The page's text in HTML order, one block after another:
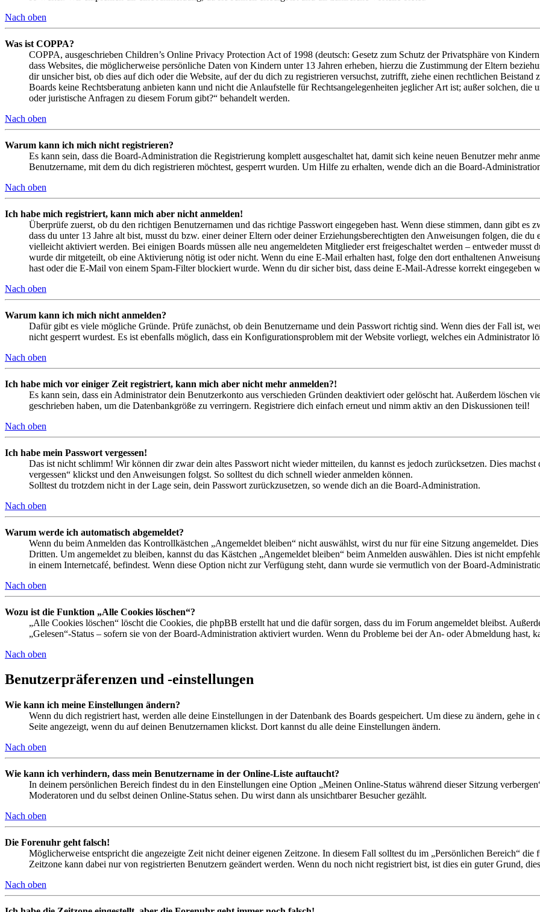
Nach oben
Was ist COPPA?
COPPA, ausgeschrieben Children’s Online Privacy Protection Act of 1998 (deutsch: Gesetz zum Schutz der Privatsphäre von
dass Websites, die möglicherweise persönliche Daten von Kindern unter 13 Jahren erheben, hierzu die Zustimmung der Eltern
dir unsicher bist, ob dies auf dich oder die Website, auf der du dich zu registrieren versuchst, zutrifft, ziehe einen rechtlichen
Boards keine Rechtsberatung anbieten kann und nicht die Anlaufstelle für Rechtsangelegenheiten jeglicher Art ist; außer solchen,
oder juristische Anfragen zu diesem Forum gibt?“ behandelt werden.
Nach oben
Warum kann ich mich nicht registrieren?
Es kann sein, dass die Board-Administration die Registrierung komplett ausgeschaltet hat, damit sich keine neuen Benutzer mehr
Benutzername, mit dem du dich registrieren möchtest, gesperrt wurden. Um Hilfe zu erhalten, wende dich an die Board-
Nach oben
Ich habe mich registriert, kann mich aber nicht anmelden!
Überprüfe zuerst, ob du den richtigen Benutzernamen und das richtige Passwort eingegeben hast. Wenn diese stimmen, dann gibt es
dass du unter 13 Jahre alt bist, musst du bzw. einer deiner Eltern oder deiner Erziehungsberechtigten den Anweisungen folgen, die
vielleicht aktiviert werden. Bei einigen Boards müssen alle neu angemeldeten Mitglieder erst freigeschaltet werden – entweder musst
wurde dir mitgeteilt, ob eine Aktivierung nötig ist oder nicht. Wenn du eine E-Mail erhalten hast, folge den dort enthaltenen
hast oder die E-Mail von einem Spam-Filter blockiert wurde. Wenn du dir sicher bist, dass deine E-Mail-Adresse korrekt eingegeben
Nach oben
Warum kann ich mich nicht anmelden?
Dafür gibt es viele mögliche Gründe. Prüfe zunächst, ob dein Benutzername und dein Passwort richtig sind. Wenn dies der Fall ist,
nicht gesperrt wurdest. Es ist ebenfalls möglich, dass ein Konfigurationsproblem mit der Website vorliegt, welches ein Administrator
Nach oben
Ich habe mich vor einiger Zeit registriert, kann mich aber nicht mehr anmelden?!
Es kann sein, dass ein Administrator dein Benutzerkonto aus verschieden Gründen deaktiviert oder gelöscht hat. Außerdem löschen
geschrieben haben, um die Datenbankgröße zu verringern. Registriere dich einfach erneut und nimm aktiv an den Diskussionen teil!
Nach oben
Ich habe mein Passwort vergessen!
Das ist nicht schlimm! Wir können dir zwar dein altes Passwort nicht wieder mitteilen, du kannst es jedoch zurücksetzen. Dies
vergessen“ klickst und den Anweisungen folgst. So solltest du dich schnell wieder anmelden können.
Solltest du trotzdem nicht in der Lage sein, dein Passwort zurückzusetzen, so wende dich an die Board-Administration.
Nach oben
Warum werde ich automatisch abgemeldet?
Wenn du beim Anmelden das Kontrollkästchen „Angemeldet bleiben“ nicht auswählst, wirst du nur für eine Sitzung angemeldet.
Dritten. Um angemeldet zu bleiben, kannst du das Kästchen „Angemeldet bleiben“ beim Anmelden auswählen. Dies ist nicht
in einem Internetcafé, befindest. Wenn diese Option nicht zur Verfügung steht, dann wurde sie vermutlich von der Board-
Nach oben
Wozu ist die Funktion „Alle Cookies löschen“?
„Alle Cookies löschen“ löscht die Cookies, die phpBB erstellt hat und die dafür sorgen, dass du im Forum angemeldet bleibst.
„Gelesen“-Status – sofern sie von der Board-Administration aktiviert wurden. Wenn du Probleme bei der An- oder Abmeldung hast,
Nach oben
Benutzerpräferenzen und -einstellungen
Wie kann ich meine Einstellungen ändern?
Wenn du dich registriert hast, werden alle deine Einstellungen in der Datenbank des Boards gespeichert. Um diese zu ändern, gehe
Seite angezeigt, wenn du auf deinen Benutzernamen klickst. Dort kannst du alle deine Einstellungen ändern.
Nach oben
Wie kann ich verhindern, dass mein Benutzername in der Online-Liste auftaucht?
In deinem persönlichen Bereich findest du in den Einstellungen eine Option „Meinen Online-Status während dieser Sitzung
Moderatoren und du selbst deinen Online-Status sehen. Du wirst dann als unsichtbarer Besucher gezählt.
Nach oben
Die Forenuhr geht falsch!
Möglicherweise entspricht die angezeigte Zeit nicht deiner eigenen Zeitzone. In diesem Fall solltest du im „Persönlichen Bereich“
Zeitzone kann dabei nur von registrierten Benutzern geändert werden. Wenn du noch nicht registriert bist, ist dies ein guter Grund,
Nach oben